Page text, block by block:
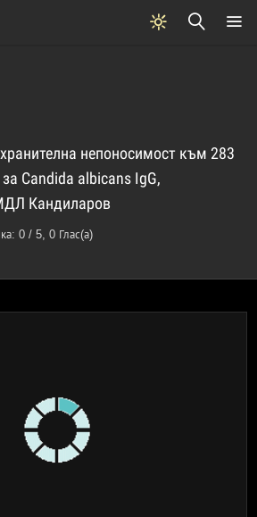
непоносимост към 283
Candida albicans IgG,
Кандиларов
0 /5,0 Глас(а)